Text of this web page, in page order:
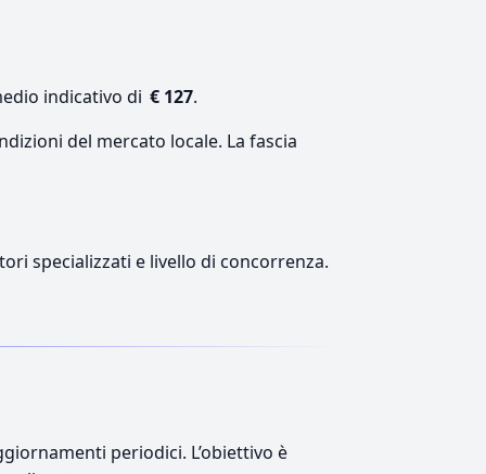
indicativo di € 127.
del mercato locale. La fascia
specializzati e livello di concorrenza.
periodici. L’obiettivo è